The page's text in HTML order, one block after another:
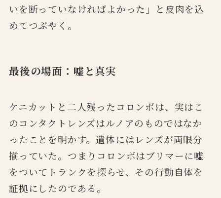
いを断っていなければよかった」と皮肉を込
めてつぶやく。
最後の場面：嘘と真実
ケニカットと二人残ったコロンボは、実はこ
のコンタクトレンズはルノアのものではなか
ったことを明かす。遺体にはレンズが両眼分
揃っていた。つまりコロンボはブリマーに嘘
をついてトランクを探らせ、その行動自体を
証拠にしたのである。